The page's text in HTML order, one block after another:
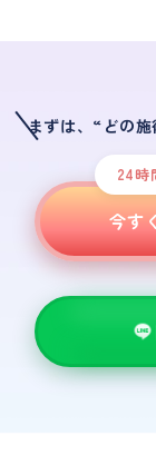
まずは、“どの
24時
今す